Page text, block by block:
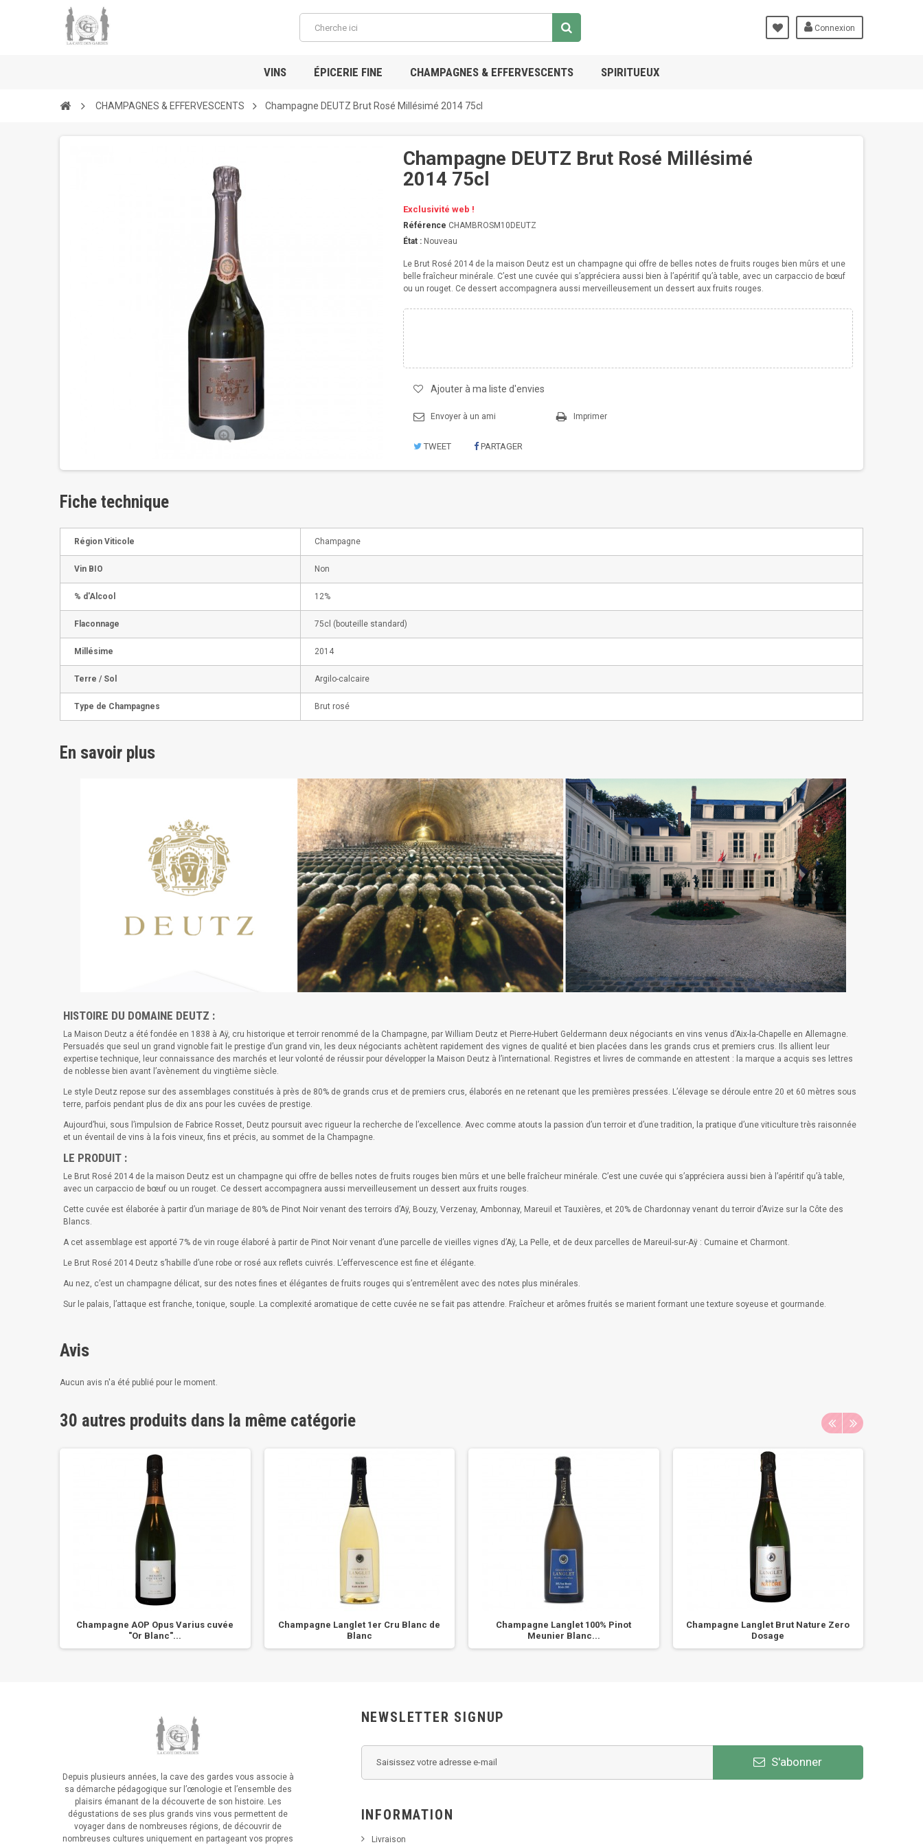
Connexion
VINS ÉPICERIE FINE CHAMPAGNES & EFFERVESCENTS SPIRITUEUX
CHAMPAGNES & EFFERVESCENTS Champagne DEUTZ Brut Rosé Millésimé 2014 75cl
Champagne DEUTZ Brut Rosé Millésimé
2014 75cl
Exclusivité web !
Référence CHAMBROSM10DEUTZ
État : Nouveau
Le Brut Rosé 2014 de la maison Deutz est un champagne qui offre de belles notes de fruits rouges bien mûrs et une
belle fraîcheur minérale. C’est une cuvée qui s’appréciera aussi bien à l’apéritif qu’à table, avec un carpaccio de bœuf
ou un rouget. Ce dessert accompagnera aussi merveilleusement un dessert aux fruits rouges.
Ajouter à ma liste d'envies
Envoyer à un ami Imprimer
TWEET PARTAGER
Fiche technique
Région Viticole Champagne
Vin BIO Non
% d'Alcool 12%
Flaconnage 75cl (bouteille standard)
Millésime 2014
Terre / Sol Argilo-calcaire
Type de Champagnes Brut rosé
En savoir plus
HISTOIRE DU DOMAINE DEUTZ :
La Maison Deutz a été fondée en 1838 à Aÿ, cru historique et terroir renommé de la Champagne, par William Deutz et Pierre-Hubert Geldermann deux négociants en vins venus d’Aix-la-Chapelle en Allemagne.
Persuadés que seul un grand vignoble fait le prestige d’un grand vin, les deux négociants achètent rapidement des vignes de qualité et bien placées dans les grands crus et premiers crus. Ils allient leur
expertise technique, leur connaissance des marchés et leur volonté de réussir pour développer la Maison Deutz à l’international. Registres et livres de commande en attestent : la marque a acquis ses lettres
de noblesse bien avant l’avènement du vingtième siècle.
Le style Deutz repose sur des assemblages constitués à près de 80% de grands crus et de premiers crus, élaborés en ne retenant que les premières pressées. L’élevage se déroule entre 20 et 60 mètres sous
terre, parfois pendant plus de dix ans pour les cuvées de prestige.
Aujourd’hui, sous l’impulsion de Fabrice Rosset, Deutz poursuit avec rigueur la recherche de l’excellence. Avec comme atouts la passion d’un terroir et d’une tradition, la pratique d’une viticulture très raisonnée
et un éventail de vins à la fois vineux, fins et précis, au sommet de la Champagne.
LE PRODUIT :
Le Brut Rosé 2014 de la maison Deutz est un champagne qui offre de belles notes de fruits rouges bien mûrs et une belle fraîcheur minérale. C’est une cuvée qui s’appréciera aussi bien à l’apéritif qu’à table,
avec un carpaccio de bœuf ou un rouget. Ce dessert accompagnera aussi merveilleusement un dessert aux fruits rouges.
Cette cuvée est élaborée à partir d’un mariage de 80% de Pinot Noir venant des terroirs d’Aÿ, Bouzy, Verzenay, Ambonnay, Mareuil et Tauxières, et 20% de Chardonnay venant du terroir d’Avize sur la Côte des
Blancs.
A cet assemblage est apporté 7% de vin rouge élaboré à partir de Pinot Noir venant d’une parcelle de vieilles vignes d’Aÿ, La Pelle, et de deux parcelles de Mareuil-sur-Aÿ : Cumaine et Charmont.
Le Brut Rosé 2014 Deutz s’habille d’une robe or rosé aux reflets cuivrés. L’effervescence est fine et élégante.
Au nez, c’est un champagne délicat, sur des notes fines et élégantes de fruits rouges qui s’entremêlent avec des notes plus minérales.
Sur le palais, l’attaque est franche, tonique, souple. La complexité aromatique de cette cuvée ne se fait pas attendre. Fraîcheur et arômes fruités se marient formant une texture soyeuse et gourmande.
Avis
Aucun avis n'a été publié pour le moment.
30 autres produits dans la même catégorie
Champagne AOP Opus Varius cuvée
"Or Blanc"...
Champagne Langlet 1er Cru Blanc de
Blanc
Champagne Langlet 100% Pinot
Meunier Blanc...
Champagne Langlet Brut Nature Zero
Dosage
Depuis plusieurs années, la cave des gardes vous associe à
sa démarche pédagogique sur l’œnologie et l’ensemble des
plaisirs émanant de la découverte de son histoire. Les
dégustations de ses plus grands vins vous permettent de
voyager dans de nombreuses régions, de découvrir de
nombreuses cultures uniquement en partageant vos propres
NEWSLETTER SIGNUP
S'abonner
INFORMATION
Livraison